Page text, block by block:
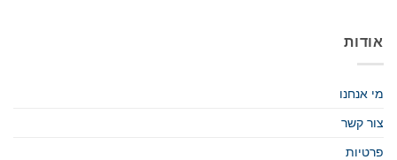
אודות
מי אנחנו
צור קשר
פרטיות